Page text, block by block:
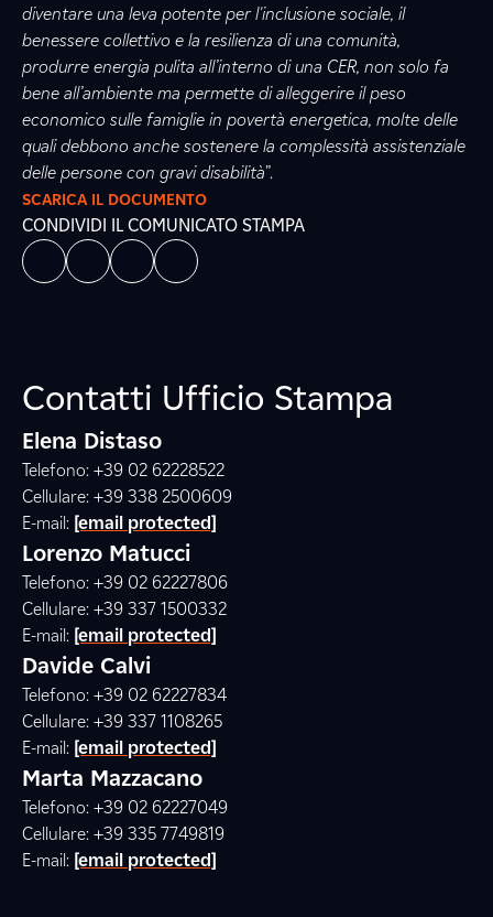
diventare una leva potente per l'inclusione sociale, il
benessere collettivo e la resilienza di una comunità,
produrre energia pulita all’interno di una CER, non solo fa
bene all’ambiente ma permette di alleggerire il peso
economico sulle famiglie in povertà energetica, molte delle
quali debbono anche sostenere la complessità assistenziale
delle persone con gravi disabilità”.
SCARICA IL DOCUMENTO
CONDIVIDI IL COMUNICATO STAMPA
Contatti Ufficio Stampa
Elena Distaso
Telefono: +39 02 62228522
Cellulare: +39 338 2500609
E-mail: [email protected]
Lorenzo Matucci
Telefono: +39 02 62227806
Cellulare: +39 337 1500332
E-mail: [email protected]
Davide Calvi
Telefono: +39 02 62227834
Cellulare: +39 337 1108265
E-mail: [email protected]
Marta Mazzacano
Telefono: +39 02 62227049
Cellulare: +39 335 7749819
E-mail: [email protected]